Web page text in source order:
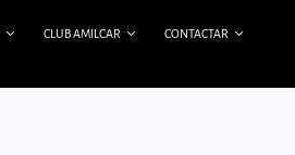
CLUB AMILCAR CONTACTAR